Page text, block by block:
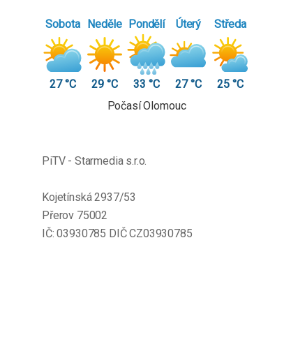
Sobota
27 °C
Neděle
29 °C
Pondělí
33 °C
Úterý
27 °C
Středa
25 °C
Počasí Olomouc
PiTV - Starmedia s.r.o.
Kojetínská 2937/53
Přerov 75002
IČ: 03930785 DIČ CZ03930785